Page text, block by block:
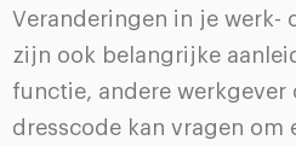
Veranderingen in je werk-
zijn ook belangrijke
functie, andere
dresscode kan vragen om